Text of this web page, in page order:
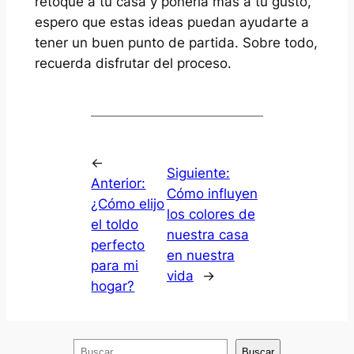
espero que estas ideas puedan ayudarte a
tener un buen punto de partida. Sobre todo,
recuerda disfrutar del proceso.
←
Anterior:
¿Cómo elijo
el toldo
perfecto
para mi
hogar?
Siguiente:
Cómo influyen
los colores de
nuestra casa
en nuestra
vida
→